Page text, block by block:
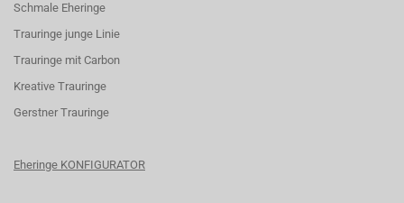
Schmale Eheringe
Trauringe junge Linie
Trauringe mit Carbon
Kreative Trauringe
Gerstner Trauringe
Eheringe KONFIGURATOR